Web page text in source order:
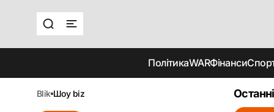
ПолітикаWARФінанси
blik шоу biz